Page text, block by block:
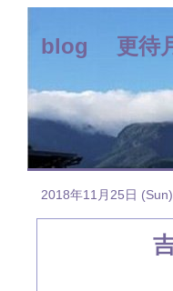
blog 更待
2018年11月25日 (Sun)